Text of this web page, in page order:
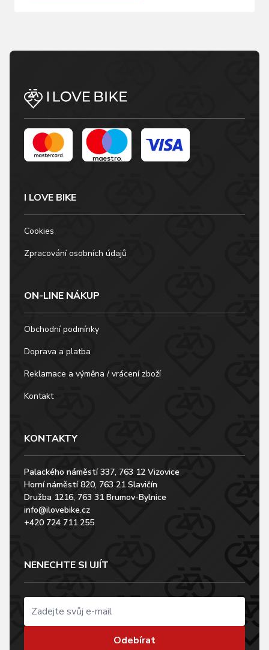
I LOVE BIKE
Cookies
Zpracování osobních údajů
ON-LINE NÁKUP
Obchodní podmínky
Doprava a platba
Reklamace a výměna / vrácení zboží
Kontakt
KONTAKTY
Palackého náměstí 337, 763 12 Vizovice
Horní náměstí 820, 763 21 Slavičín
Družba 1216, 763 31 Brumov-Bylnice
info@ilovebike.cz
+420 724 711 255
NENECHTE SI UJÍT
Odebírat